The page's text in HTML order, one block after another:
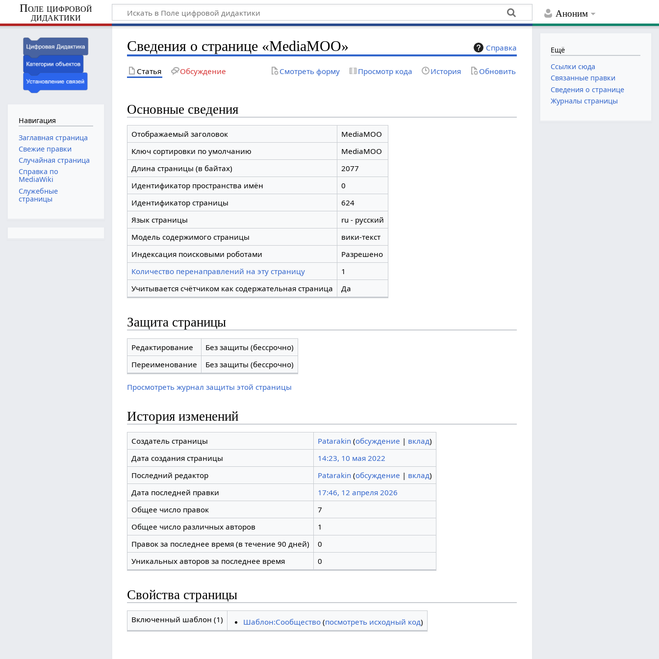
Аноним
Поле цифровой
дидактики
Справка
Сведения о странице «MediaMOO»
Статья Обсуждение Смотреть форму Просмотр кода История Обновить
Основные сведения
Отображаемый заголовок
MediaMOO
Ключ сортировки по умолчанию
MediaMOO
Длина страницы (в байтах)
2077
Идентификатор пространства имён
0
Идентификатор страницы
624
Язык страницы
ru - русский
Модель содержимого страницы
вики-текст
Индексация поисковыми роботами
Разрешено
Количество перенаправлений на эту страницу
1
Учитывается счётчиком как содержательная страница
Да
Защита страницы
Редактирование
Без защиты (бессрочно)
Переименование
Без защиты (бессрочно)
Просмотреть журнал защиты этой страницы
История изменений
Создатель страницы Patarakin (обсуждение | вклад)
Дата создания страницы
14:23, 10 мая 2022
Последний редактор
Patarakin (обсуждение | вклад)
Дата последней правки
17:46, 12 апреля 2026
Общее число правок
7
Общее число различных авторов
1
Правок за последнее время (в течение 90 дней)
0
Уникальных авторов за последнее время
0
Свойства страницы
Включенный шаблон (1) Шаблон:Сообщество (посмотреть исходный код)
Навигация
Заглавная страница
Свежие правки
Случайная страница
Справка по
MediaWiki
Служебные
страницы
Ещё
Ссылки сюда
Связанные правки
Сведения о странице
Журналы страницы